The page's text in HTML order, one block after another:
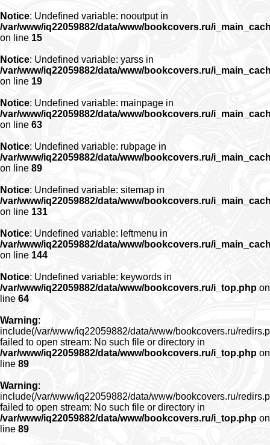
Notice: Undefined variable: nooutput in
/var/www/iq22059882/data/www/bookcovers.ru/
on line 15
Notice: Undefined variable: yarss in
/var/www/iq22059882/data/www/bookcovers.ru/
on line 19
Notice: Undefined variable: mainpage in
/var/www/iq22059882/data/www/bookcovers.ru/
on line 63
Notice: Undefined variable: rubpage in
/var/www/iq22059882/data/www/bookcovers.ru/
on line 89
Notice: Undefined variable: sitemap in
/var/www/iq22059882/data/www/bookcovers.ru/
on line 131
Notice: Undefined variable: leftmenu in
/var/www/iq22059882/data/www/bookcovers.ru/
on line 144
Notice: Undefined variable: keywords in
/var/www/iq22059882/data/www/bookcovers.ru/i_top.php on
line 64
Warning:
include(/var/www/iq22059882/data/www/bookcovers.ru/
failed to open stream: No such file or directory in
/var/www/iq22059882/data/www/bookcovers.ru/i_top.php on
line 89
Warning:
include(/var/www/iq22059882/data/www/bookcovers.ru/
failed to open stream: No such file or directory in
/var/www/iq22059882/data/www/bookcovers.ru/i_top.php on
line 89